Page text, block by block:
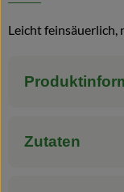
Leicht feinsäuerlich,
Zutaten